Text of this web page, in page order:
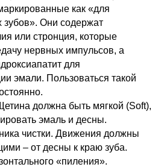
как «для
зубов». Они содержат
или стронция, которые
нервных импульсов, а
для
эмали. Пользоваться такой
должна быть мягкой (Soft),
эмаль и десны.
чистки. Движения должны
– от десны к краю зуба.
«пиления».